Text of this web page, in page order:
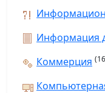
Информация
Коммерция